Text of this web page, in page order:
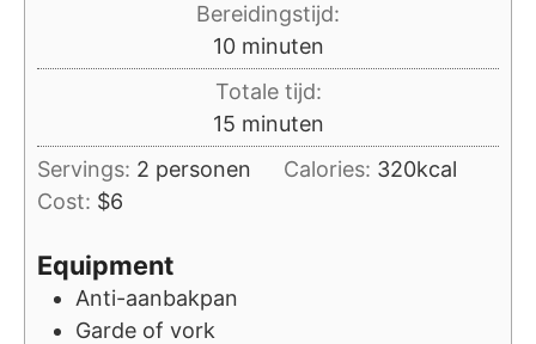
Bereidingstijd:
10minuten
minuten
Totale tijd:
15minuten
minuten
Servings: 2 personen Calories: 320kcal
Cost: $6
Equipment
Anti-aanbakpan
Garde of vork